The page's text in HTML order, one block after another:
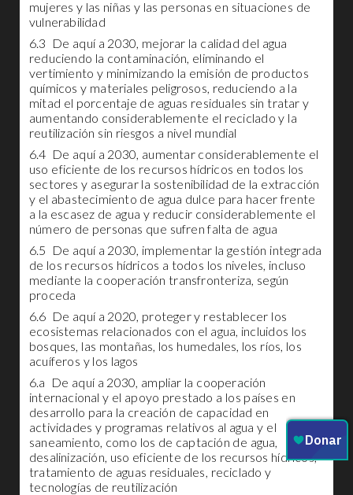
mujeres y las niñas y las personas en situaciones de
vulnerabilidad
6.3 De aquí a 2030, mejorar la calidad del agua
reduciendo la contaminación, eliminando el
vertimiento y minimizando la emisión de productos
químicos y materiales peligrosos, reduciendo a la
mitad el porcentaje de aguas residuales sin tratar y
aumentando considerablemente el reciclado y la
reutilización sin riesgos a nivel mundial
6.4 De aquí a 2030, aumentar considerablemente el
uso eficiente de los recursos hídricos en todos los
sectores y asegurar la sostenibilidad de la extracción
y el abastecimiento de agua dulce para hacer frente
a la escasez de agua y reducir considerablemente el
número de personas que sufren falta de agua
6.5 De aquí a 2030, implementar la gestión integrada
de los recursos hídricos a todos los niveles, incluso
mediante la cooperación transfronteriza, según
proceda
6.6 De aquí a 2020, proteger y restablecer los
ecosistemas relacionados con el agua, incluidos los
bosques, las montañas, los humedales, los ríos, los
acuíferos y los lagos
6.a De aquí a 2030, ampliar la cooperación
internacional y el apoyo prestado a los países en
desarrollo para la creación de capacidad en
actividades y programas relativos al agua y el
saneamiento, como los de captación de agua,
desalinización, uso eficiente de los recursos hídricos,
tratamiento de aguas residuales, reciclado y
tecnologías de reutilización